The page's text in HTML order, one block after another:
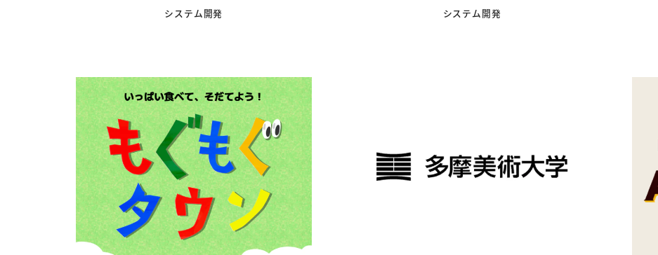
システム開発 システム開発